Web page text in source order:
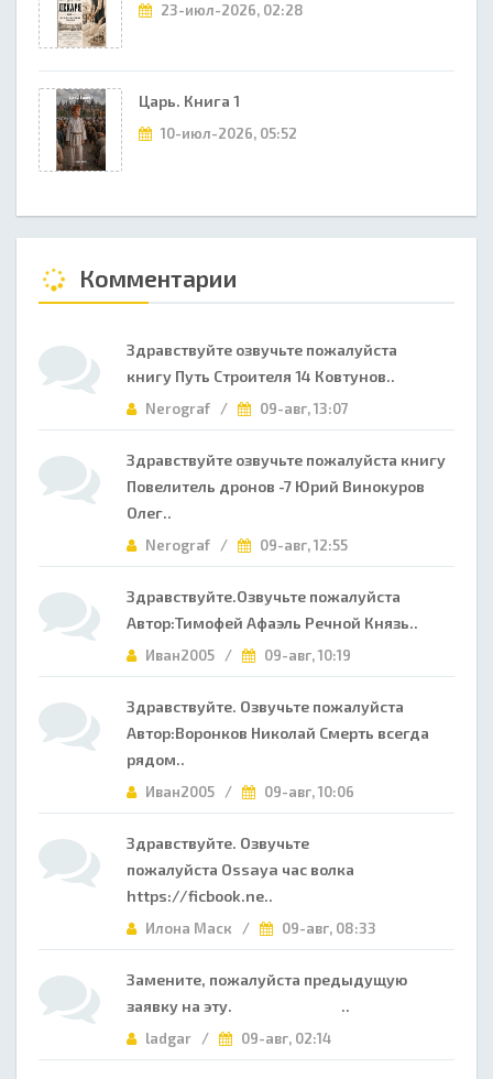
23-июл-2026, 02:28
Царь. Книга 1
10-июл-2026, 05:52
Комментарии
Здравствуйте озвучьте пожалуйста
книгу Путь Строителя 14 Ковтунов..
Nerograf / 09-авг, 13:07
Здравствуйте озвучьте пожалуйста книгу
Повелитель дронов -7 Юрий Винокуров
Олег..
Nerograf / 09-авг, 12:55
Здравствуйте.Озвучьте пожалуйста
Автор:Тимофей Афаэль Речной Князь..
Иван2005 / 09-авг, 10:19
Здравствуйте. Озвучьте пожалуйста
Автор:Воронков Николай Смерть всегда
рядом..
Иван2005 / 09-авг, 10:06
Здравствуйте. Озвучьте
пожалуйста Ossaya час волка
https://ficbook.ne..
Илона Маск / 09-авг, 08:33
Замените, пожалуйста предыдущую
заявку на эту. ..
ladgar / 09-авг, 02:14